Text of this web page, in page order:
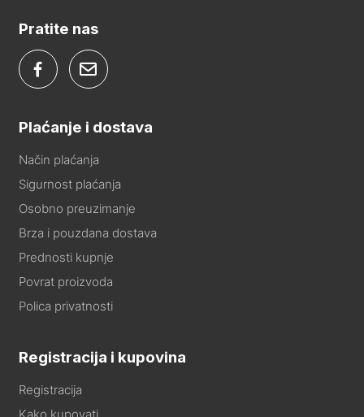
Pratite nas
Plaćanje i dostava
Način plaćanja
Sigurnost plaćanja
Osobno preuzimanje
Brza i pouzdana dostava
Prednosti kupnje
Povrat proizvoda
Polica privatnosti
Registracija i kupovina
Registracija